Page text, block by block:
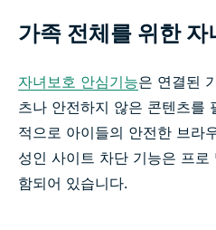
가족 전체를 위한
자녀보호 안심기능은 연결된
츠나 안전하지 않은 콘텐츠를
적으로 아이들의 안전한 브라
성인 사이트 차단 기능은 프
함되어 있습니다.